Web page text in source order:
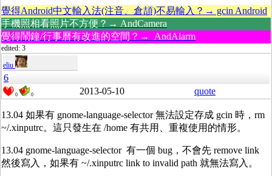
覺得Android中文輸入法(注音、倉頡)不易輸入？→ gcin Android
手機照相看照片不方便？→ AndCamera
覺得鬧鐘/行事曆有改進的空間？→ AndAlarm
edited: 3
eliu
6
0 0 2013-05-10 quote
13.04 如果有 gnome-language-selector 無法設定存成 gcin 時，rm
~/.xinputrc。這只發生在 /home 有共用、重複使用的情形。
13.04 gnome-language-selector 有一個 bug，不會先 remove link
然後寫入，如果有 ~/.xinputrc link to invalid path 就無法寫入。